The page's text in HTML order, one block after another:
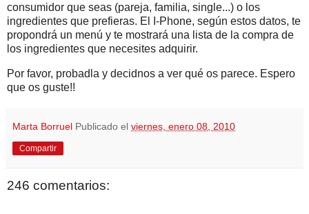
consumidor que seas (pareja, familia, single...) o los
ingredientes que prefieras. El I-Phone, según estos datos, te
propondrá un menú y te mostrará una lista de la compra de
los ingredientes que necesites adquirir.
Por favor, probadla y decidnos a ver qué os parece. Espero
que os guste!!
Marta Borruel Publicado el viernes, enero 08, 2010
Compartir
246 comentarios: